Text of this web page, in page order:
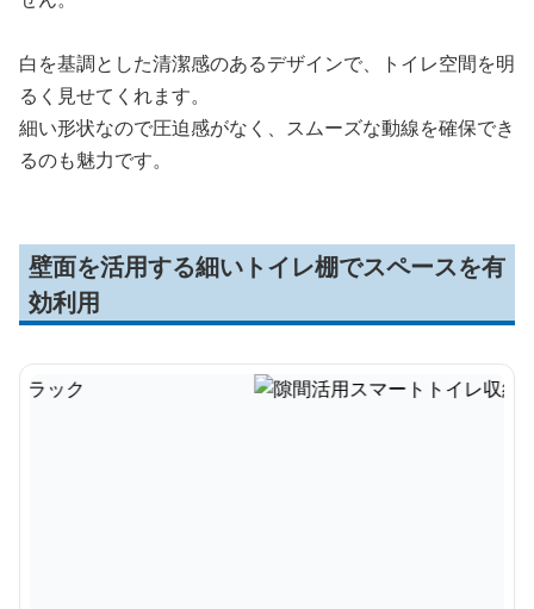
白を基調とした清潔感のあるデザインで、トイレ空間を明
るく見せてくれます。
細い形状なので圧迫感がなく、スムーズな動線を確保でき
るのも魅力です。
壁面を活用する細いトイレ棚でスペースを有
効利用